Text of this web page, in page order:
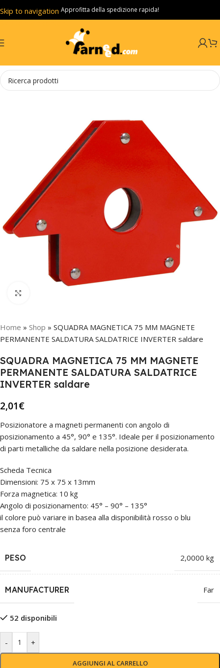
Skip to navigation
Skip to main content
Approfitta della spedizione rapida!
Home » Shop » SQUADRA MAGNETICA 75 MM MAGNETE
PERMANENTE SALDATURA SALDATRICE INVERTER saldare
SQUADRA MAGNETICA 75 MM MAGNETE
PERMANENTE SALDATURA SALDATRICE
INVERTER saldare
2,01€
Posizionatore a magneti permanenti con angolo di
posizionamento a 45°, 90° e 135°. Ideale per il posizionamento
di parti metalliche da saldare nella posizione desiderata.
Scheda Tecnica
Dimensioni: 75 x 75 x 13mm
Forza magnetica: 10 kg
Angolo di posizionamento: 45° – 90° – 135°
il colore può variare in basea alla disponibilità rosso o blu
senza foro centrale
PESO 2,0000 kg
MANUFACTURER Far
52 disponibili
- +
AGGIUNGI AL CARRELLO